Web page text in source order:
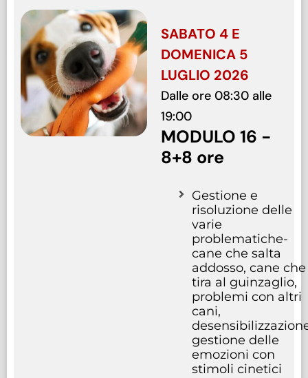
SABATO 4 E
DOMENICA 5
LUGLIO 2026
Dalle ore 08:30 alle
19:00
MODULO 16 -
8+8 ore
Gestione e
risoluzione delle
varie
problematiche-
cane che salta
addosso, cane che
tira al guinzaglio,
problemi con altri
cani,
gestione delle
emozioni con
stimoli cinetici